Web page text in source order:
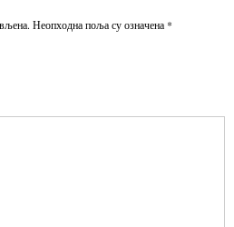
Неопходна поља су означена *